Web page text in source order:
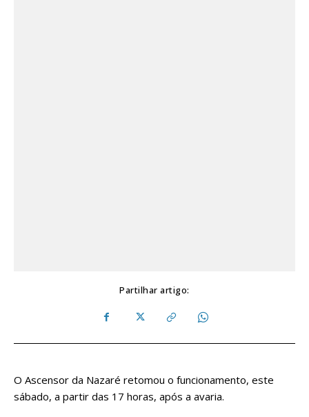
Partilhar artigo:
O Ascensor da Nazaré retomou o funcionamento, este
sábado, a partir das 17 horas, após a avaria.